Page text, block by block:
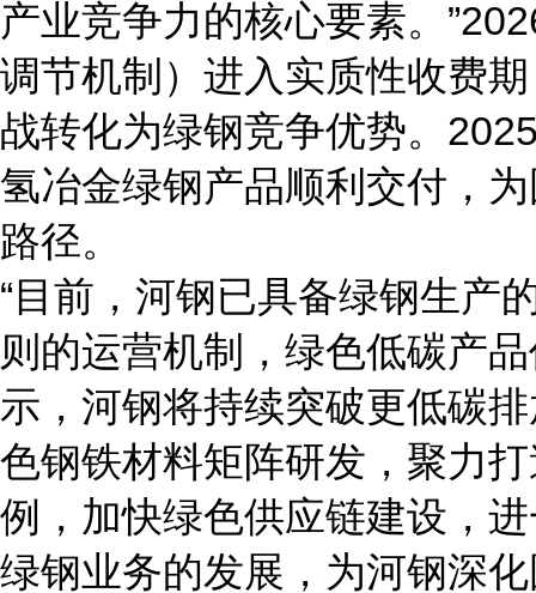
产业竞争力的核心要素。
调节机制）进入实质性收费
战转化为绿钢竞争优势。
氢冶金绿钢产品顺利交付，
路径。
“目前，河钢已具备绿钢生产
则的运营机制，绿色低碳产
示，河钢将持续突破更低碳
色钢铁材料矩阵研发，聚力
例，加快绿色供应链建设，
绿钢业务的发展，为河钢深